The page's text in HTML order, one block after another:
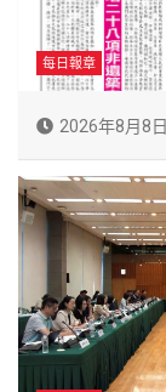
每日報章
2026年8月8日